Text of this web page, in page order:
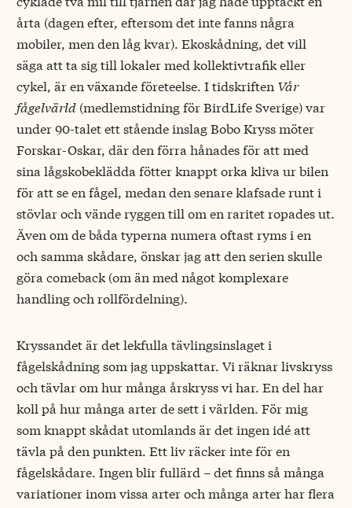
årta (dagen efter, eftersom det inte fanns några
mobiler, men den låg kvar). Ekoskådning, det vill
säga att ta sig till lokaler med kollektivtrafik eller
cykel, är en växande företeelse. I tidskriften Vår
fågelvärld (medlemstidning för BirdLife Sverige) var
under 90-talet ett stående inslag Bobo Kryss möter
Forskar-Oskar, där den förra hånades för att med
sina lågskobeklädda fötter knappt orka kliva ur bilen
för att se en fågel, medan den senare klafsade runt i
stövlar och vände ryggen till om en raritet ropades ut.
Även om de båda typerna numera oftast ryms i en
och samma skådare, önskar jag att den serien skulle
göra comeback (om än med något komplexare
handling och rollfördelning).
Kryssandet är det lekfulla tävlingsinslaget i
fågelskådning som jag uppskattar. Vi räknar livskryss
och tävlar om hur många årskryss vi har. En del har
koll på hur många arter de sett i världen. För mig
som knappt skådat utomlands är det ingen idé att
tävla på den punkten. Ett liv räcker inte för en
fågelskådare. Ingen blir fullärd – det finns så många
variationer inom vissa arter och många arter har flera